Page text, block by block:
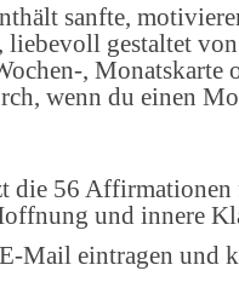
sanfte,
liebevoll gestaltet von
, Monatskarte
wenn du einen
die 56 Affirmationen
und innere
Mail eintragen und